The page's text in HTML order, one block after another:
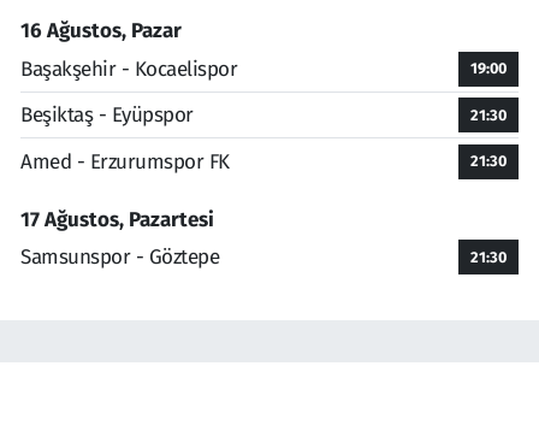
16 Ağustos, Pazar
Başakşehir - Kocaelispor
19:00
Beşiktaş - Eyüpspor 21:30
Amed - Erzurumspor FK 21:30
17 Ağustos, Pazartesi
Samsunspor - Göztepe
21:30